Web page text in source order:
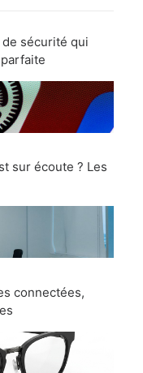
sécurité qui
sur écoute ? Les
connectées,